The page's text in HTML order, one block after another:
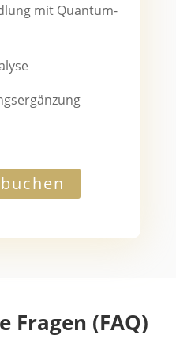
mit Quantum-
Fragen (FAQ)